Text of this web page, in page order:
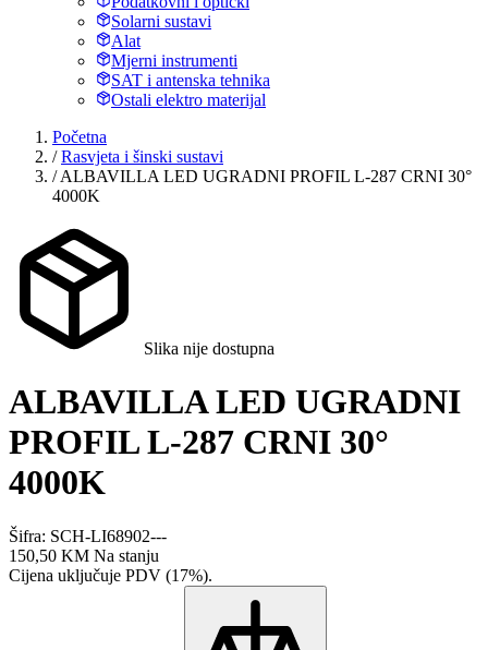
Solarni sustavi
Alat
Mjerni instrumenti
SAT i antenska tehnika
Ostali elektro materijal
Početna
/ Rasvjeta i šinski sustavi
/ ALBAVILLA LED UGRADNI PROFIL L-287 CRNI 30°
4000K
Slika nije dostupna
ALBAVILLA LED UGRADNI
PROFIL L-287 CRNI 30°
4000K
Šifra: SCH-LI68902---
150,50 KM Na stanju
Cijena uključuje PDV (17%).